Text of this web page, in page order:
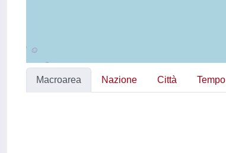
Macroarea Nazione Città Tempo